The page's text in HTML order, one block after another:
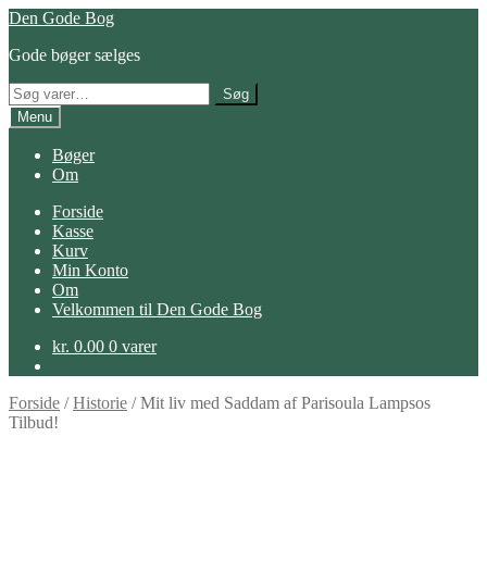
Spring
navigation
Spring
indhold
Den Gode Bog
Gode bøger sælges
Søg
efter:
Søg
Menu
Bøger
Om
Forside
Kasse
Kurv
Min Konto
Om
Velkommen til Den Gode Bog
kr. 0.00 0 varer
Forside /Historie /Mit liv med Saddam af Parisoula Lampsos
Tilbud!